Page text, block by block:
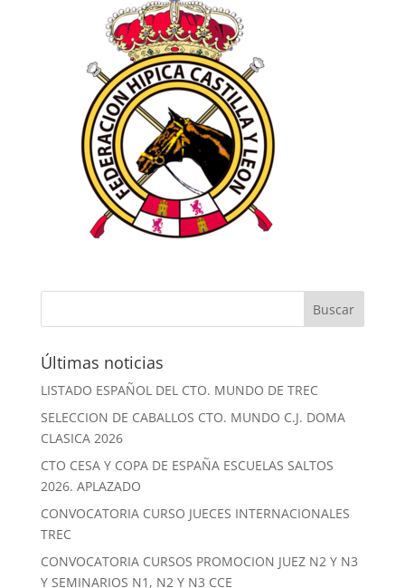
Últimas noticias
LISTADO ESPAÑOL DEL CTO. MUNDO DE TREC
SELECCION DE CABALLOS CTO. MUNDO C.J. DOMA
CLASICA 2026
CTO CESA Y COPA DE ESPAÑA ESCUELAS SALTOS
2026. APLAZADO
CONVOCATORIA CURSO JUECES INTERNACIONALES
TREC
CONVOCATORIA CURSOS PROMOCION JUEZ N2 Y N3
Y SEMINARIOS N1, N2 Y N3 CCE